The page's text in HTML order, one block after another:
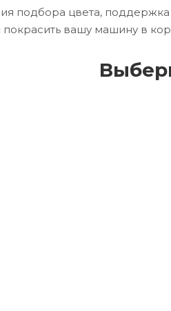
подбора цвета,
вашу машину в